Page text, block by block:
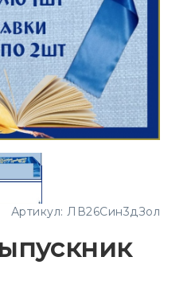
Артикул: ЛВ26Син3дЗол